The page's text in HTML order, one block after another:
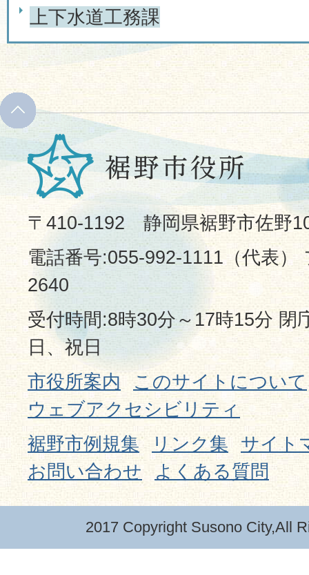
上下水道工務課
〒410-1192 静岡県裾野市佐野
電話番号:055-992-1111（代表）
2640
受付時間:8時30分～17時15分 閉
日、祝日
市役所案内
このサイトについて
ウェブアクセシビリティ
裾野市例規集
リンク集
サイト
お問い合わせ
よくある質問
2017 Copyright Susono City,All